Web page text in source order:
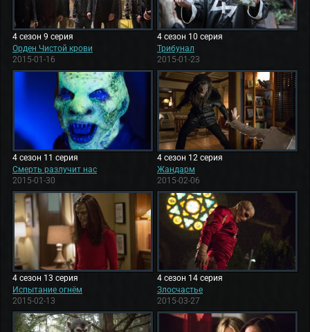
4 сезон 9 серия
Орден Чистой крови
2015-01-16
4 сезон 10 серия
Трибунал
2015-01-23
4 сезон 11 серия
Смерть разлучит нас
2015-01-30
4 сезон 12 серия
Жандарм
2015-02-06
4 сезон 13 серия
Испытание огнём
2015-02-13
4 сезон 14 серия
Злосчастье
2015-03-27